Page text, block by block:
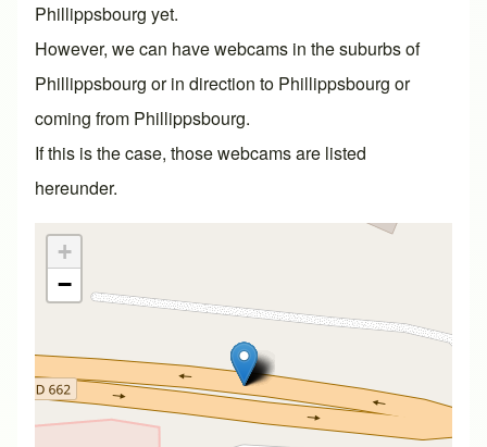
Phillippsbourg yet.
However, we can have webcams in the suburbs of
Phillippsbourg or in direction to Phillippsbourg or
coming from Phillippsbourg.
If this is the case, those webcams are listed
hereunder.
+
−